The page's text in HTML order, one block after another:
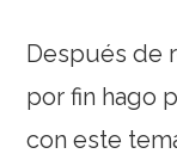
Después de
por fin hago
con este